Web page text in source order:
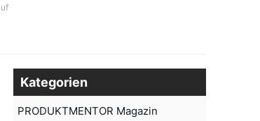
Kategorien
PRODUKTMENTOR Magazin